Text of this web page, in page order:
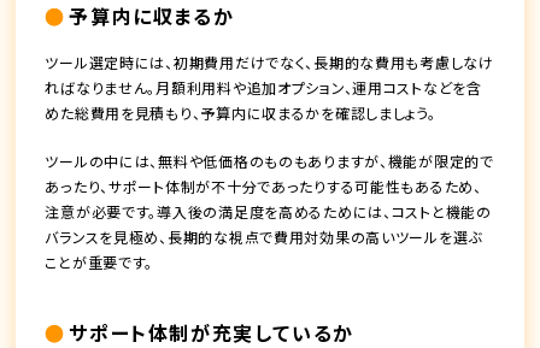
予算内に収まるか
ツール選定時には、初期費用だけでなく、長期的な費用も考慮しなけ
ればなりません。月額利用料や追加オプション、運用コストなどを含
めた総費用を見積もり、予算内に収まるかを確認しましょう。
ツールの中には、無料や低価格のものもありますが、機能が限定的で
あったり、サポート体制が不十分であったりする可能性もあるため、
注意が必要です。導入後の満足度を高めるためには、コストと機能の
バランスを見極め、長期的な視点で費用対効果の高いツールを選ぶ
ことが重要です。
サポート体制が充実しているか